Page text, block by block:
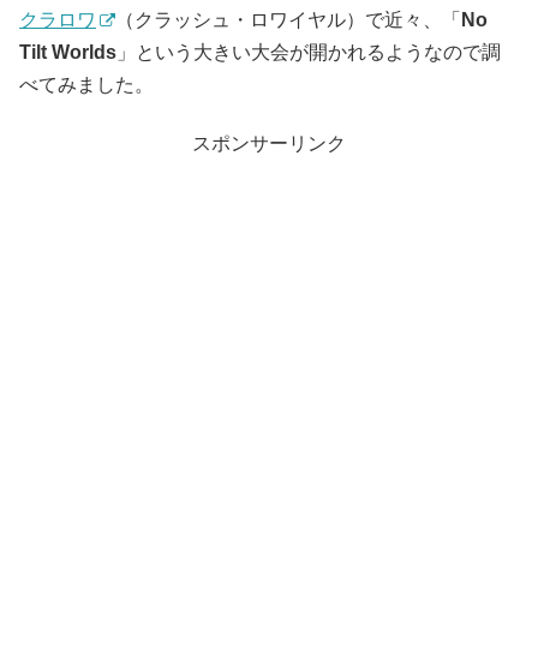
クラロワ （クラッシュ・ロワイヤル）で近々、「 No
Tilt Worlds 」という大きい大会が開かれるようなので調
べてみました。
スポンサーリンク